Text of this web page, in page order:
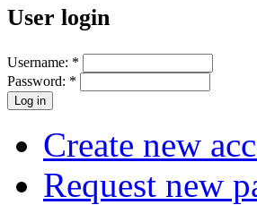
User login
Username: *
Password: *
Create new
Request new